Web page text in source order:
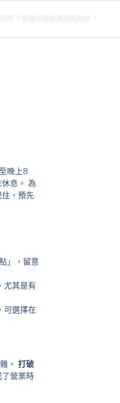
晚上8
息。 為
，預先
」，留意
尤其是有
可選擇在
。 打破
營業時